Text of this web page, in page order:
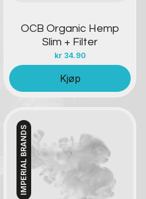
OCB Organic Hemp
Slim + Filter
kr 34.90
Kjøp
IMPERIAL BRANDS Kontakt oss